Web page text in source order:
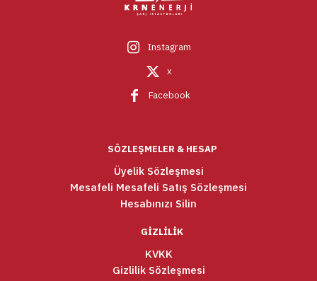
Instagram
x
Facebook
SÖZLEŞMELER & HESAP
Üyelik Sözleşmesi
Mesafeli Mesafeli Satış Sözleşmesi
Hesabınızı Silin
GİZLİLİK
KVKK
Gizlilik Sözleşmesi